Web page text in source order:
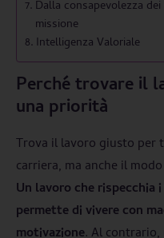
Dalla consapevolezza
missione
Intelligenza Valoriale
Perché trovare il
una priorità
Trova il lavoro giusto per
carriera, ma anche il
Un lavoro che
permette di vivere con